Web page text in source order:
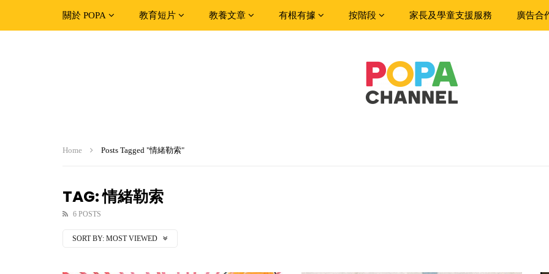
關於 POPA 教育短片 教養文章 有根有據 按階段 家長及學童支援服務 廣告合
Home Posts Tagged "情緒勒索"
TAG: 情緒勒索
6 POSTS
SORT BY: MOST VIEWED